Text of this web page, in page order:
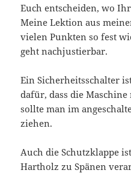
Euch entscheiden, wo
Meine Lektion aus
vielen Punkten so fest
geht nachjustierbar.
Ein Sicherheitsschalter
dafür, dass die
sollte man im
ziehen.
Auch die Schutzklappe
Hartholz zu Spänen